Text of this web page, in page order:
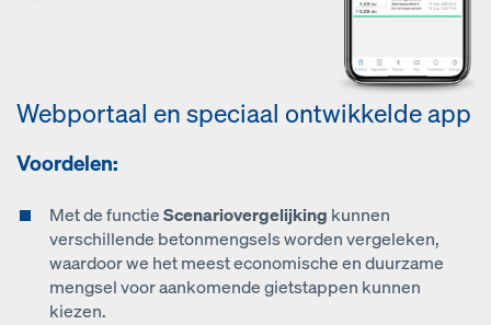
Webportaal en speciaal ontwikkelde app
Voordelen:
Met de functieScenariovergelijking kunnen
verschillende betonmengsels worden vergeleken,
waardoor we het meest economische en duurzame
mengsel voor aankomende gietstappen kunnen
kiezen.